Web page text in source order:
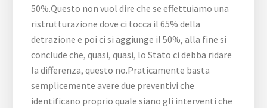
50%.Questo non vuol dire che se effettuiamo una
ristrutturazione dove ci tocca il 65% della
detrazione e poi ci si aggiunge il 50%, alla fine si
conclude che, quasi, quasi, lo Stato ci debba ridare
la differenza, questo no.Praticamente basta
semplicemente avere due preventivi che
identificano proprio quale siano gli interventi che